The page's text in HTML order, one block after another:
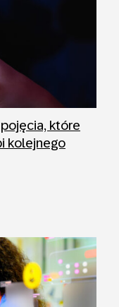
które
kolejnego